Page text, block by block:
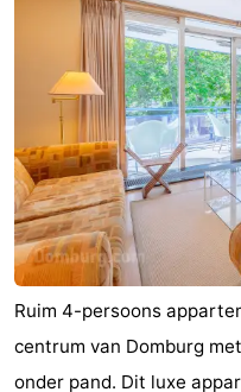
Ruim 4-persoons
centrum van Domburg
onder pand. Dit luxe